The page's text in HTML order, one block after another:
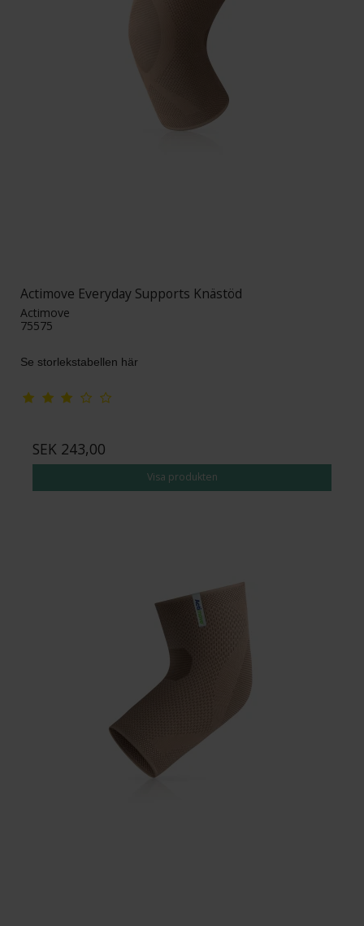
Actimove Everyday Supports Knästöd
Actimove
75575
Se storlekstabellen här
SEK 243,00
Visa produkten